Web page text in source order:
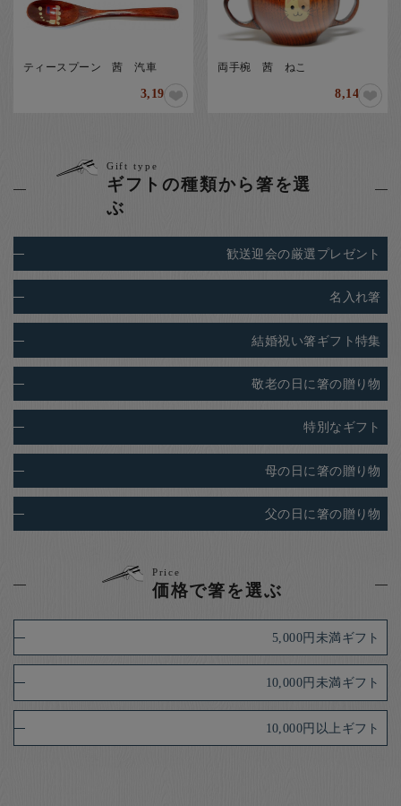
ティースプーン 茜 汽車
3,190円
両手椀 茜 ねこ
8,140円
Gift type
ギフトの種類から箸を選
ぶ
歓送迎会の厳選プレゼント
名入れ箸
結婚祝い箸ギフト特集
敬老の日に箸の贈り物
特別なギフト
母の日に箸の贈り物
父の日に箸の贈り物
Price
価格で箸を選ぶ
5,000円未満ギフト
10,000円未満ギフト
10,000円以上ギフト